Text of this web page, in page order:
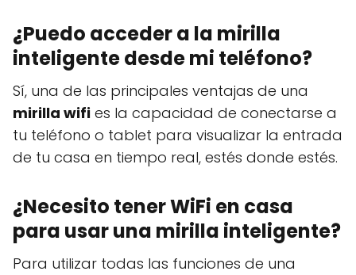
¿Puedo acceder a la mirilla
inteligente desde mi teléfono?
Sí, una de las principales ventajas de una
mirilla wifi es la capacidad de conectarse a
tu teléfono o tablet para visualizar la entrada
de tu casa en tiempo real, estés donde estés.
¿Necesito tener WiFi en casa
para usar una mirilla inteligente?
Para utilizar todas las funciones de una